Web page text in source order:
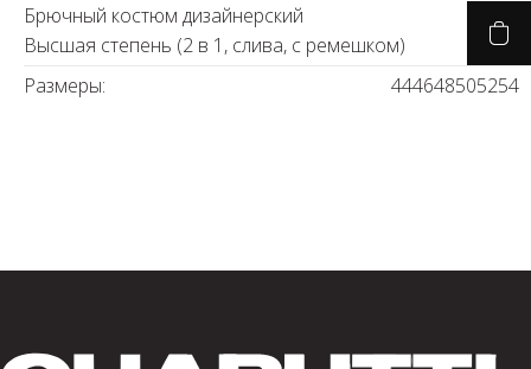
Брючный костюм дизайнерский
Высшая степень (2 в 1, слива, с ремешком)
Размеры:
444648505254